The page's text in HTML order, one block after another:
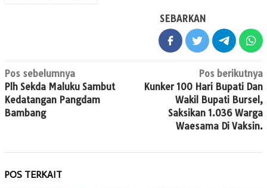
SEBARKAN
Navigasi
pos
Pos sebelumnya
Plh Sekda Maluku Sambut
Kedatangan Pangdam
Bambang
Pos berikutnya
Kunker 100 Hari Bupati Dan
Wakil Bupati Bursel,
Saksikan 1.036 Warga
Waesama Di Vaksin.
POS TERKAIT